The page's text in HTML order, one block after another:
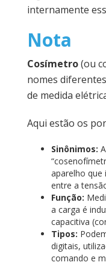
internamente
Nota
Cosímetro(ou
nomes
de medida
Aqui estão os
Sinônimos:
aparelho que
entre a
Função:
a carga é
capacitiva
Tipos:
digitais,
comando e